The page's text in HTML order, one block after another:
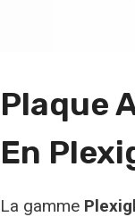
Plaque
En
La gamme